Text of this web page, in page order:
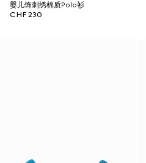
婴儿饰刺绣棉质Polo衫
CHF 230